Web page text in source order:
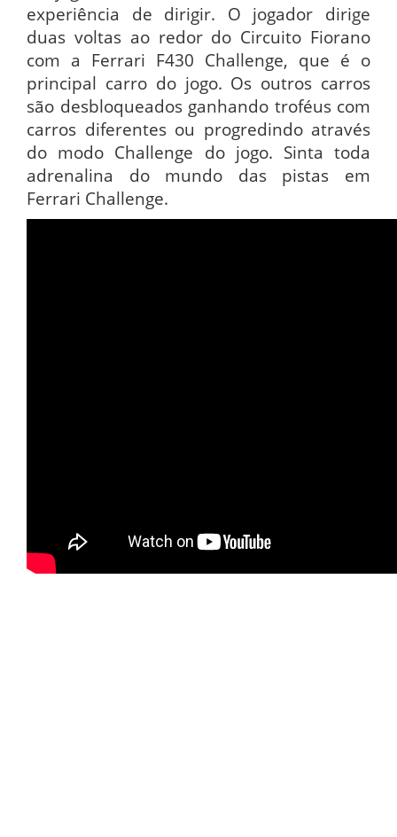
experiência de dirigir. O jogador dirige
duas voltas ao redor do Circuito Fiorano
com a Ferrari F430 Challenge, que é o
principal carro do jogo. Os outros carros
são desbloqueados ganhando troféus com
carros diferentes ou progredindo através
do modo Challenge do jogo. Sinta toda
adrenalina do mundo das pistas em
Ferrari Challenge.